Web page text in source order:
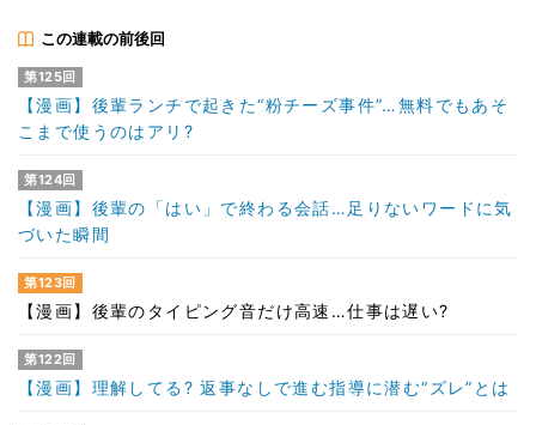
この連載の前後回
第125回
【漫画】後輩ランチで起きた“粉チーズ事件”…無料でもあそ
こまで使うのはアリ?
第124回
【漫画】後輩の「はい」で終わる会話…足りないワードに気
づいた瞬間
第123回
【漫画】後輩のタイピング音だけ高速…仕事は遅い?
第122回
【漫画】理解してる? 返事なしで進む指導に潜む“ズレ”とは